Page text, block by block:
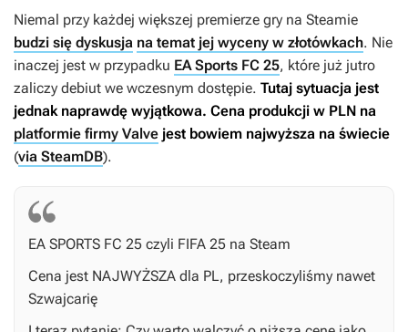
Niemal przy każdej większej premierze gry na Steamie
budzi się dyskusja na temat jej wyceny w złotówkach. Nie
inaczej jest w przypadku EA Sports FC 25, które już jutro
zaliczy debiut we wczesnym dostępie. Tutaj sytuacja jest
jednak naprawdę wyjątkowa. Cena produkcji w PLN na
platformie firmy Valve jest bowiem najwyższa na świecie
(via SteamDB).
EA SPORTS FC 25 czyli FIFA 25 na Steam
Cena jest NAJWYŻSZA dla PL, przeskoczyliśmy nawet
Szwajcarię